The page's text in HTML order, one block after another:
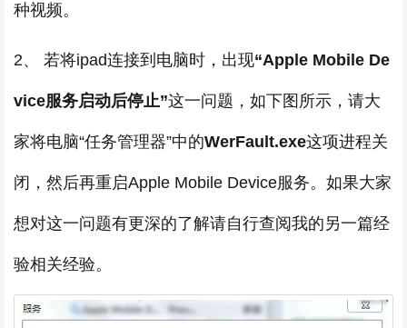
种视频。
2、 若将ipad连接到电脑时，出现“Apple Mobile De
vice服务启动后停止”这一问题，如下图所示，请大
家将电脑“任务管理器”中的WerFault.exe这项进程关
闭，然后再重启Apple Mobile Device服务。如果大家
想对这一问题有更深的了解请自行查阅我的另一篇经
验相关经验。